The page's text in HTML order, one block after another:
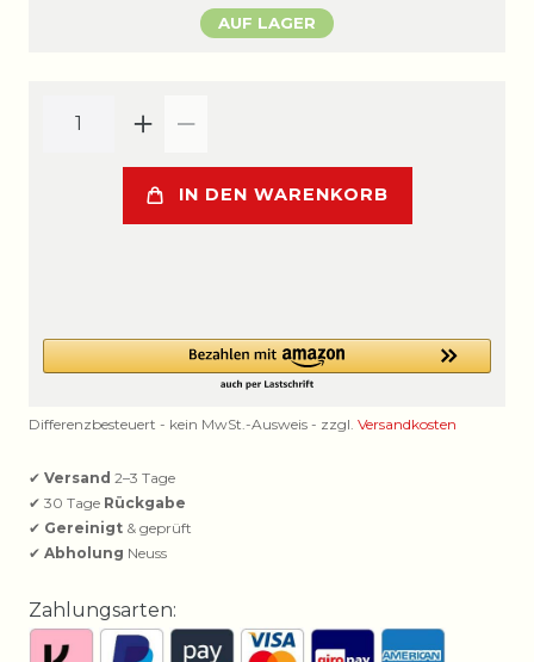
AUF LAGER
IN DEN WARENKORB
Differenzbesteuert - kein MwSt.-Ausweis - zzgl. Versandkosten
✔ Versand 2–3 Tage
✔ 30 Tage Rückgabe
✔ Gereinigt & geprüft
✔ Abholung Neuss
Zahlungsarten: